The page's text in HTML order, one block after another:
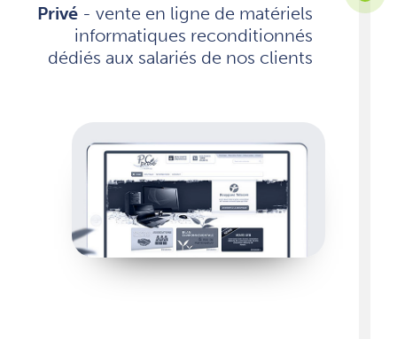
Privé - vente en ligne de matériels
informatiques reconditionnés
dédiés aux salariés de nos clients